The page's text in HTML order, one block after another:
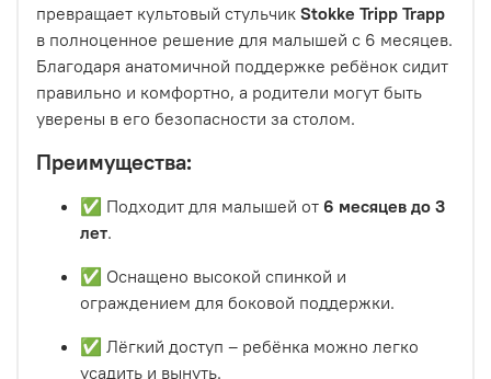
превращает культовый стульчик Stokke Tripp Trapp
в полноценное решение для малышей с 6 месяцев.
Благодаря анатомичной поддержке ребёнок сидит
правильно и комфортно, а родители могут быть
уверены в его безопасности за столом.
Преимущества:
✅ Подходит для малышей от 6 месяцев до 3
лет.
✅ Оснащено высокой спинкой и
ограждением для боковой поддержки.
✅ Лёгкий доступ – ребёнка можно легко
усадить и вынуть.